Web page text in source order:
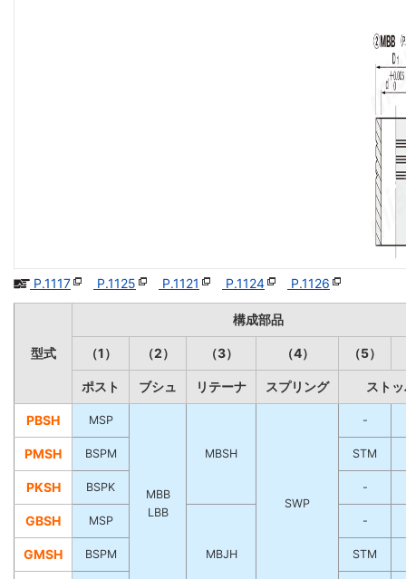
P.1117 P.1125 P.1121 P.1124 P.1126
型式
構成部品
（1） （2） （3） （4） （5）
ポスト ブシュ リテーナ スプリング スト
PBSH MSP
MBB
LBB
MBSH
SWP
-
PMSH BSPM STM
PKSH BSPK -
GBSH MSP
MBJH
-
GMSH BSPM STM